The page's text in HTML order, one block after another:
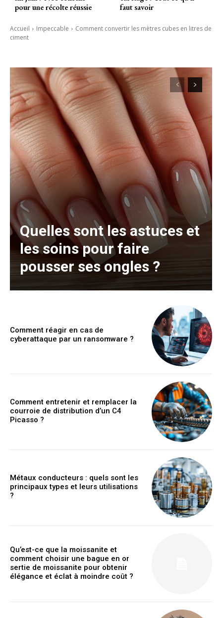
pour une récolte réussie
faut savoir
Accueil Impeccable
Comment convertir les mètres cubes en litres de
ciment
Quelles sont les astuces et
les soins pour faire
pousser ses ongles ?
Comment réagir en cas de
cyberattaque par un ransomware ?
Comment entretenir et remplacer la
courroie de distribution d’un C4
Picasso ?
Métaux conducteurs : quels sont les
principaux types et leurs utilisations
?
Qu’est-ce que la moissanite et
comment choisir une bague en or
sertie de moissanite pour obtenir
élégance et éclat à moindre coût ?